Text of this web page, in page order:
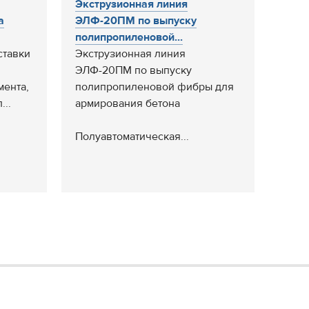
Экструзионная линия
ЭЛФ-20ПМ по выпуску
полипропиленовой...
Экструзионная линия
ЭЛФ-20ПМ по выпуску
полипропиленовой фибры для
армирования бетона
Полуавтоматическая...